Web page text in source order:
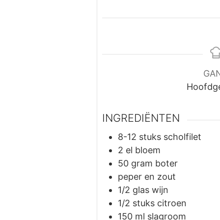
INGREDIËNTEN
8-12 stuks scholfilet
2 el bloem
50 gram boter
peper en zout
1/2 glas wijn
1/2 stuks citroen
150 ml slagroom